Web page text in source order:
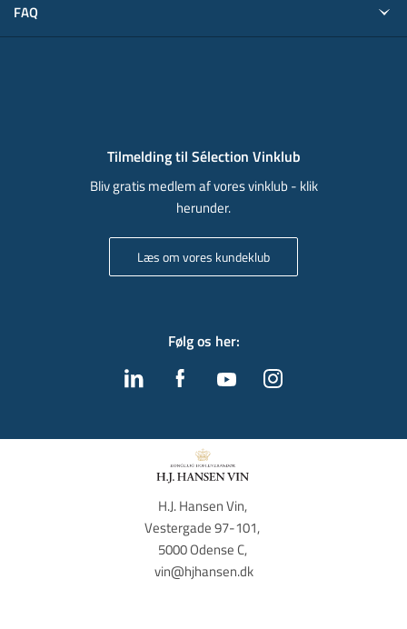
FAQ
Tilmelding til Sélection Vinklub
Bliv gratis medlem af vores vinklub - klik
herunder.
Læs om vores kundeklub
Følg os her:
H.J. Hansen Vin,
Vestergade 97-101,
5000 Odense C,
vin@hjhansen.dk